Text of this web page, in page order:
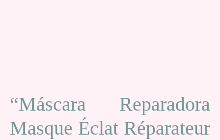
“Máscara Reparadora
Masque Éclat Réparateur